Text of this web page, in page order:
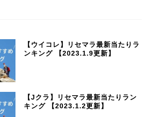
【ウイコレ】リセマラ最新当たりラ
ンキング 【2023.1.9更新】
【Jクラ】リセマラ最新当たりラン
キング 【2023.1.2更新】